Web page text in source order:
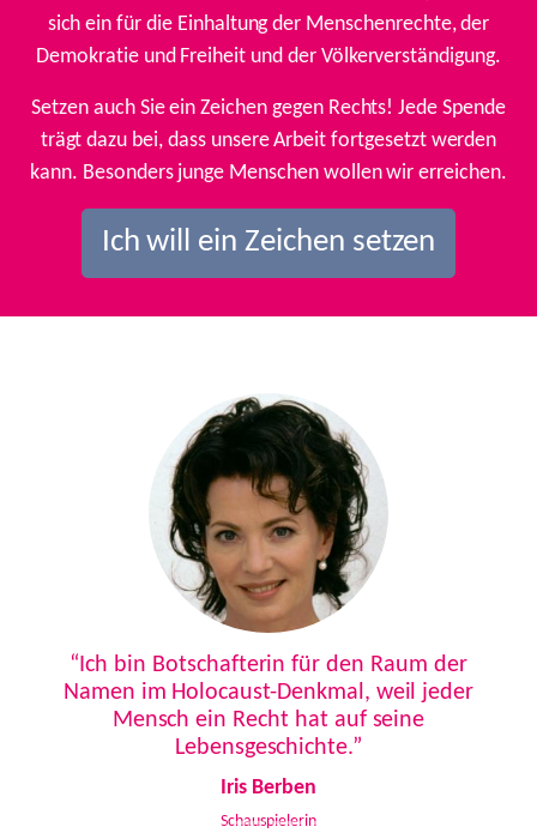
sich ein für die Einhaltung der Menschenrechte, der
Demokratie und Freiheit und der Völkerverständigung.
Setzen auch Sie ein Zeichen gegen Rechts! Jede Spende
trägt dazu bei, dass unsere Arbeit fortgesetzt werden
kann. Besonders junge Menschen wollen wir erreichen.
Ich will ein Zeichen setzen
“Ich bin Botschafterin für den Raum der
Namen im Holocaust-Denkmal, weil jeder
Mensch ein Recht hat auf seine
Lebensgeschichte.”
Iris Berben
Schauspielerin